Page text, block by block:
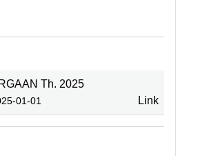
Th. 2025
01-01 Link